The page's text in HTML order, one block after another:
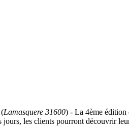
(Lamasquere 31600) - La 4ème édition
les clients pourront découvrir